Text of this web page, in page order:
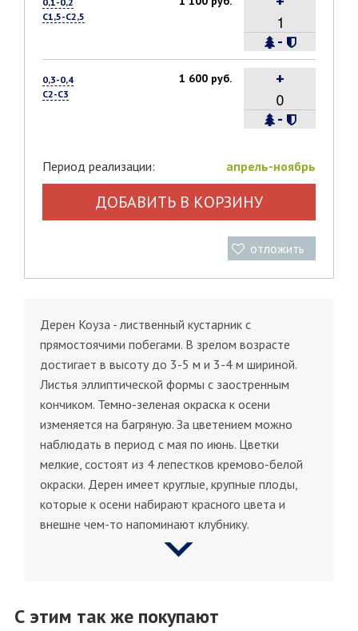
С1,5-С2,5
-
0,3-0,4
С2-С3
1 600 руб.
-
+
Период реализации: апрель-ноябрь
ДОБАВИТЬ В КОРЗИНУ
отложить
Дерен Коуза - лиственный кустарник с
прямостоячими побегами. В зрелом возрасте
достигает в высоту до 3-5 м и 3-4 м шириной.
Листья эллиптической формы с заостренным
кончиком. Темно-зеленая окраска к осени
изменяется на багряную. За цветением можно
наблюдать в период с мая по июнь. Цветки
мелкие, состоят из 4 лепестков кремово-белой
окраски. Дерен имеет круглые, крупные плоды,
которые к осени набирают красного цвета и
внешне чем-то напоминают клубнику.
С этим так же покупают